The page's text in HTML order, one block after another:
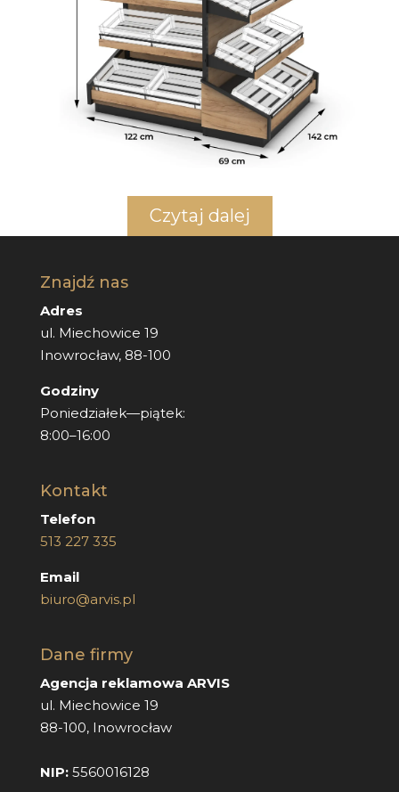
Czytaj dalej
Znajdź nas
Adres
ul. Miechowice 19
Inowrocław, 88-100
Godziny
Poniedziałek—piątek:
8:00–16:00
Kontakt
Telefon
513 227 335
Email
biuro@arvis.pl
Dane firmy
Agencja reklamowa ARVIS
ul. Miechowice 19
88-100, Inowrocław
NIP: 5560016128